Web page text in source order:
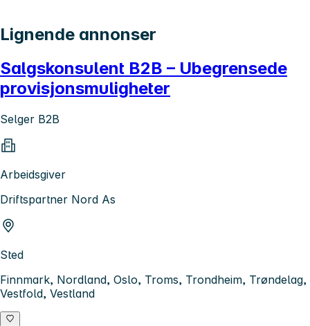
Lignende annonser
Salgskonsulent B2B – Ubegrensede
provisjonsmuligheter
Selger B2B
Arbeidsgiver
Driftspartner Nord As
Sted
Finnmark, Nordland, Oslo, Troms, Trondheim, Trøndelag,
Vestfold, Vestland